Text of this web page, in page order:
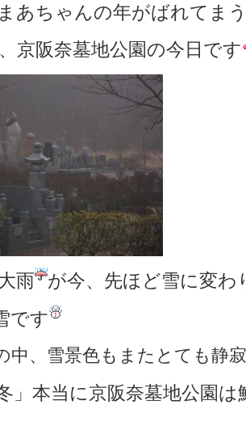
あちゃんの年がばれてま
京阪奈墓地公園の今日です
雨
が今、先ほど雪に変わ
です
中、雪景色もまたとても静
冬」本当に京阪奈墓地公園